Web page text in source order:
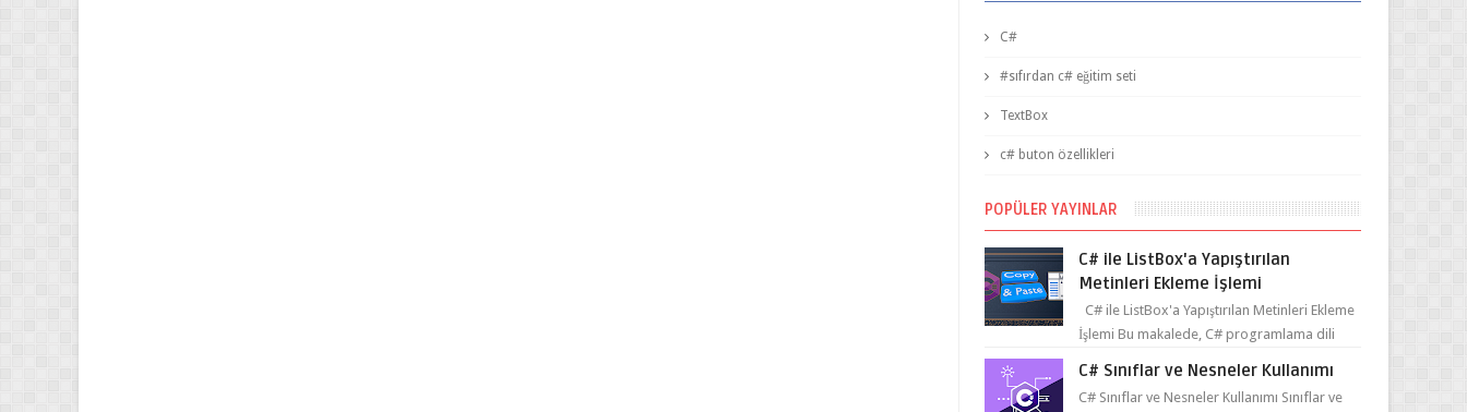
C#
#sıfırdan c# eğitim seti
TextBox
c# buton özellikleri
POPÜLER YAYINLAR
C# ile ListBox'a Yapıştırılan
Metinleri Ekleme İşlemi
C# ile ListBox'a Yapıştırılan Metinleri Ekleme
İşlemi Bu makalede, C# programlama dili
metin...
C# Sınıflar ve Nesneler Kullanımı
C# Sınıflar ve Nesneler Kullanımı Sınıflar ve